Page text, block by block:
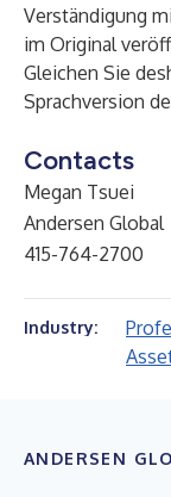
Verständigung
im Original
Gleichen Sie
Sprachversion
Contacts
Megan Tsuei
Andersen Global
415-764-2700
Industry:
ANDERSEN